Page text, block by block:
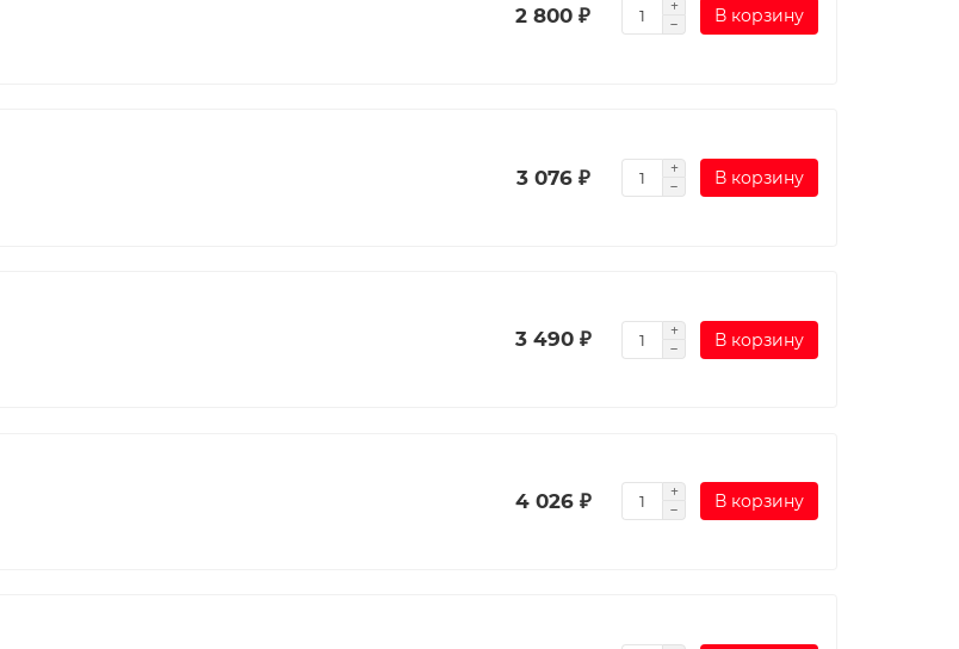
2 800 ₽ В корзину
3 076 ₽ В корзину
3 490 ₽ В корзину
4 026 ₽ В корзину